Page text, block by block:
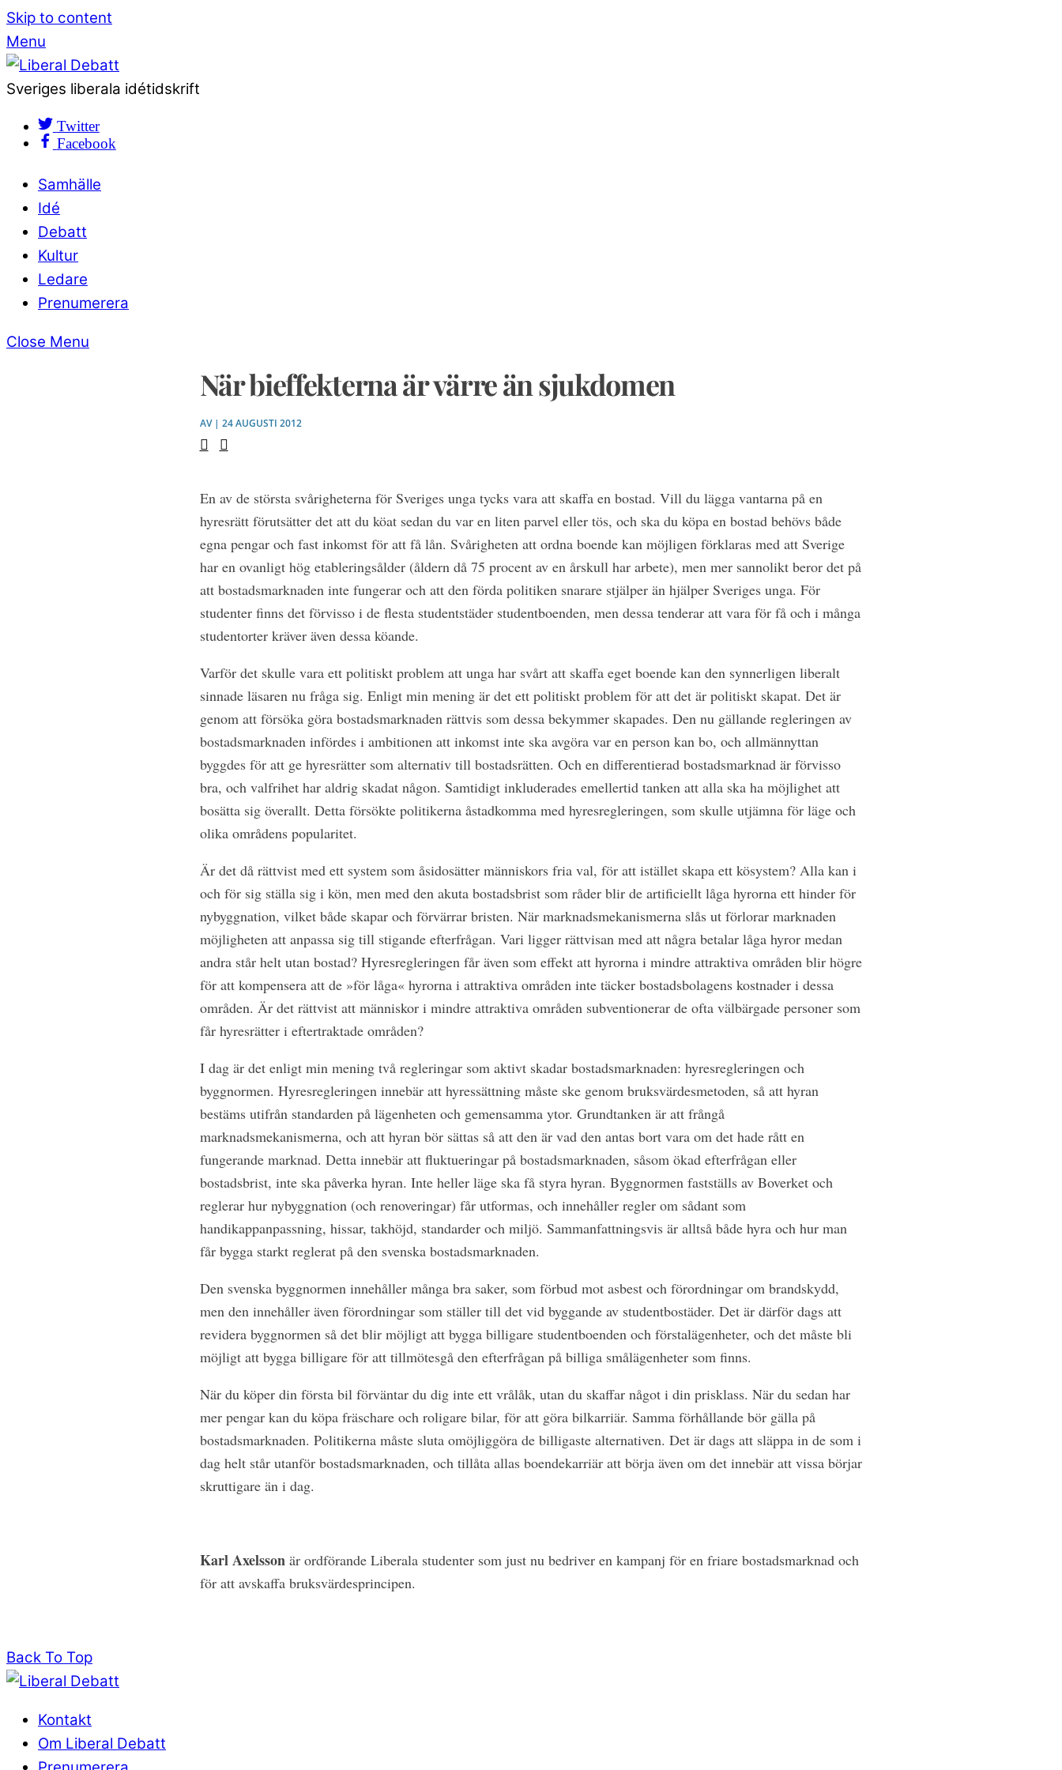
Skip to content
Menu
Sveriges liberala idétidskrift
Twitter
Facebook
Samhälle
Idé
Debatt
Kultur
Ledare
Prenumerera
Close Menu
När bieffekterna är värre än sjukdomen
AV | 24 AUGUSTI 2012
En av de största svårigheterna för Sveriges unga tycks vara att skaffa en bostad. Vill du lägga vantarna på en
hyresrätt förutsätter det att du köat sedan du var en liten parvel eller tös, och ska du köpa en bostad behövs både
egna pengar och fast inkomst för att få lån. Svårigheten att ordna boende kan möjligen förklaras med att Sverige
har en ovanligt hög etableringsålder (åldern då 75 procent av en årskull har arbete), men mer sannolikt beror det på
att bostadsmarknaden inte fungerar och att den förda politiken snarare stjälper än hjälper Sveriges unga. För
studenter finns det förvisso i de flesta studentstäder studentboenden, men dessa tenderar att vara för få och i många
studentorter kräver även dessa köande.
Varför det skulle vara ett politiskt problem att unga har svårt att skaffa eget boende kan den synnerligen liberalt
sinnade läsaren nu fråga sig. Enligt min mening är det ett politiskt problem för att det är politiskt skapat. Det är
genom att försöka göra bostadsmarknaden rättvis som dessa bekymmer skapades. Den nu gällande regleringen av
bostadsmarknaden infördes i ambitionen att inkomst inte ska avgöra var en person kan bo, och allmännyttan
byggdes för att ge hyresrätter som alternativ till bostadsrätten. Och en differentierad bostadsmarknad är förvisso
bra, och valfrihet har aldrig skadat någon. Samtidigt inkluderades emellertid tanken att alla ska ha möjlighet att
bosätta sig överallt. Detta försökte politikerna åstadkomma med hyresregleringen, som skulle utjämna för läge och
olika områdens popularitet.
Är det då rättvist med ett system som åsidosätter människors fria val, för att istället skapa ett kösystem? Alla kan i
och för sig ställa sig i kön, men med den akuta bostadsbrist som råder blir de artificiellt låga hyrorna ett hinder för
nybyggnation, vilket både skapar och förvärrar bristen. När marknadsmekanismerna slås ut förlorar marknaden
möjligheten att anpassa sig till stigande efterfrågan. Vari ligger rättvisan med att några betalar låga hyror medan
andra står helt utan bostad? Hyresregleringen får även som effekt att hyrorna i mindre attraktiva områden blir högre
för att kompensera att de »för låga« hyrorna i attraktiva områden inte täcker bostadsbolagens kostnader i dessa
områden. Är det rättvist att människor i mindre attraktiva områden subventionerar de ofta välbärgade personer som
får hyresrätter i eftertraktade områden?
I dag är det enligt min mening två regleringar som aktivt skadar bostadsmarknaden: hyresregleringen och
byggnormen. Hyresregleringen innebär att hyressättning måste ske genom bruksvärdesmetoden, så att hyran
bestäms utifrån standarden på lägenheten och gemensamma ytor. Grundtanken är att frångå
marknadsmekanismerna, och att hyran bör sättas så att den är vad den antas bort vara om det hade rått en
fungerande marknad. Detta innebär att fluktueringar på bostadsmarknaden, såsom ökad efterfrågan eller
bostadsbrist, inte ska påverka hyran. Inte heller läge ska få styra hyran. Byggnormen fastställs av Boverket och
reglerar hur nybyggnation (och renoveringar) får utformas, och innehåller regler om sådant som
handikappanpassning, hissar, takhöjd, standarder och miljö. Sammanfattningsvis är alltså både hyra och hur man
får bygga starkt reglerat på den svenska bostadsmarknaden.
Den svenska byggnormen innehåller många bra saker, som förbud mot asbest och förordningar om brandskydd,
men den innehåller även förordningar som ställer till det vid byggande av studentbostäder. Det är därför dags att
revidera byggnormen så det blir möjligt att bygga billigare studentboenden och förstalägenheter, och det måste bli
möjligt att bygga billigare för att tillmötesgå den efterfrågan på billiga smålägenheter som finns.
När du köper din första bil förväntar du dig inte ett vrålåk, utan du skaffar något i din prisklass. När du sedan har
mer pengar kan du köpa fräschare och roligare bilar, för att göra bilkarriär. Samma förhållande bör gälla på
bostadsmarknaden. Politikerna måste sluta omöjliggöra de billigaste alternativen. Det är dags att släppa in de som i
dag helt står utanför bostadsmarknaden, och tillåta allas boendekarriär att börja även om det innebär att vissa börjar
skruttigare än i dag.
Karl Axelsson är ordförande Liberala studenter som just nu bedriver en kampanj för en friare bostadsmarknad och
för att avskaffa bruksvärdesprincipen.
Back To Top
Kontakt
Om Liberal Debatt